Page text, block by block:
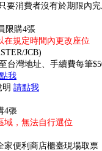
消費者沒有於期限內
限購4張
在規定時間內更改座位
JCB)
台灣地址、手續費每筆
我
明 請點我
4張
域，無法自行選位
家便利商店櫃臺現場取票